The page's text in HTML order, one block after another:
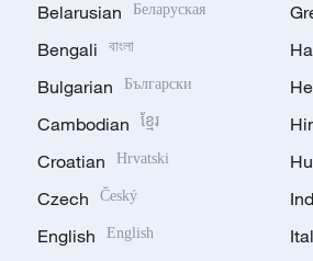
Belarusian Беларуская
Bengali বাংলা
Bulgarian Български
Cambodian ខ្មែរ
Croatian Hrvatski
Czech Český
English English